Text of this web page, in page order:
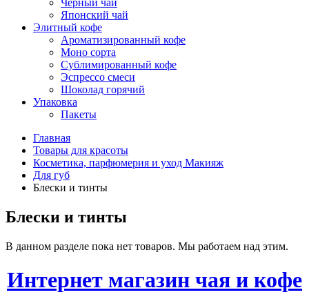
Чёрный чай
Японский чай
Элитный кофе
Ароматизированный кофе
Моно сорта
Сублимированный кофе
Эспрессо смеси
Шоколад горячий
Упаковка
Пакеты
Главная
Товары для красоты
Косметика, парфюмерия и уход Макияж
Для губ
Блески и тинты
Блески и тинты
В данном разделе пока нет товаров. Мы работаем над этим.
Интернет магазин чая и кофе